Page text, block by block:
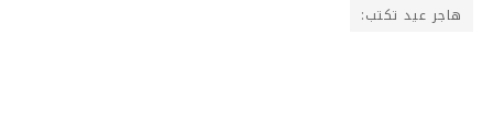
هاجر عيد تكتب: